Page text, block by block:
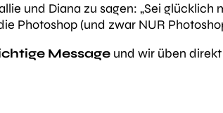
und Diana zu sagen: „Sei
Photoshop (und zwar NUR
Message und wir üben